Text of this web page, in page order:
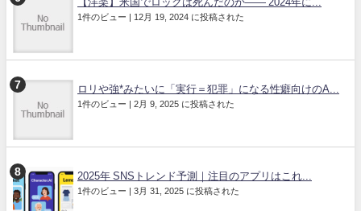
1件のビュー | 12月 19, 2024 に投稿された
ロリや強*みたいに「実行＝犯罪」になる性癖向けのA...
1件のビュー | 2月 9, 2025 に投稿された
2025年 SNSトレンド予測｜注目のアプリはこれ...
1件のビュー | 3月 31, 2025 に投稿された